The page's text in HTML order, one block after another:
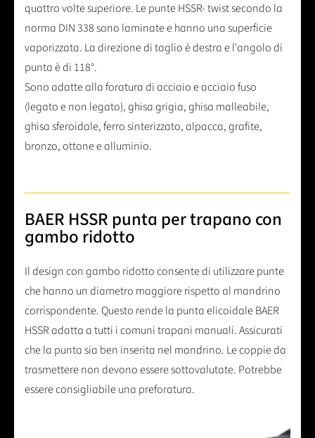
quattro volte superiore. Le punte HSSR- twist secondo la
norma DIN 338 sono laminate e hanno una superficie
vaporizzata. La direzione di taglio è destra e l'angolo di
punta è di 118°.
Sono adatte alla foratura di acciaio e acciaio fuso
(legato e non legato), ghisa grigia, ghisa malleabile,
ghisa sferoidale, ferro sinterizzato, alpacca, grafite,
bronzo, ottone e alluminio.
BAER HSSR punta per trapano con
gambo ridotto
Il design con gambo ridotto consente di utilizzare punte
che hanno un diametro maggiore rispetto al mandrino
corrispondente. Questo rende la punta elicoidale BAER
HSSR adatta a tutti i comuni trapani manuali. Assicurati
che la punta sia ben inserita nel mandrino. Le coppie da
trasmettere non devono essere sottovalutate. Potrebbe
essere consigliabile una preforatura.